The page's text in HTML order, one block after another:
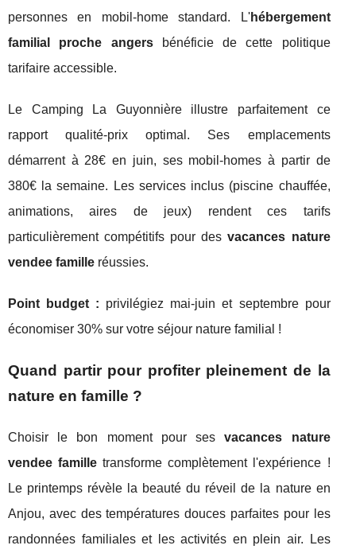
personnes en mobil-home standard. L'hébergement
familial proche angersbénéficie de cette politique
tarifaire accessible.
Le Camping La Guyonnière illustre parfaitement ce
rapport qualité-prix optimal. Ses emplacements
démarrent à 28€ en juin, ses mobil-homes à partir de
380€ la semaine. Les services inclus (piscine chauffée,
animations, aires de jeux) rendent ces tarifs
particulièrement compétitifs pour desvacances nature
vendee famille réussies.
Point budget : privilégiez mai-juin et septembre pour
économiser 30% sur votre séjour nature familial !
Quand partir pour profiter pleinement de la
nature en famille ?
Choisir le bon moment pour sesvacances nature
vendee famille transforme complètement l'expérience !
Le printemps révèle la beauté du réveil de la nature en
Anjou, avec des températures douces parfaites pour les
randonnées familiales et les activités en plein air. Les